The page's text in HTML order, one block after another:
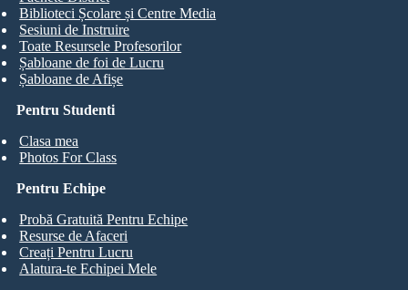
Pentru Studenti
Clasa mea
Photos For Class
Biblioteci Școlare și Centre Media
Sesiuni de Instruire
Toate Resursele Profesorilor
Șabloane de foi de Lucru
Șabloane de Afișe
Pentru Echipe
Probă Gratuită Pentru Echipe
Resurse de Afaceri
Creați Pentru Lucru
Alatura-te Echipei Mele